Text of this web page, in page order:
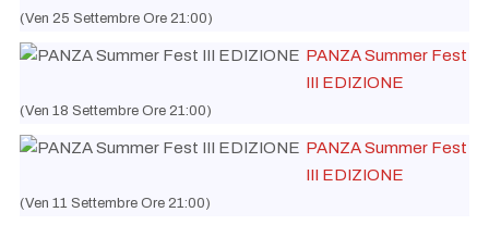
(Ven 25 Settembre Ore 21:00)
PANZA Summer Fest
III EDIZIONE
(Ven 18 Settembre Ore 21:00)
PANZA Summer Fest
III EDIZIONE
(Ven 11 Settembre Ore 21:00)